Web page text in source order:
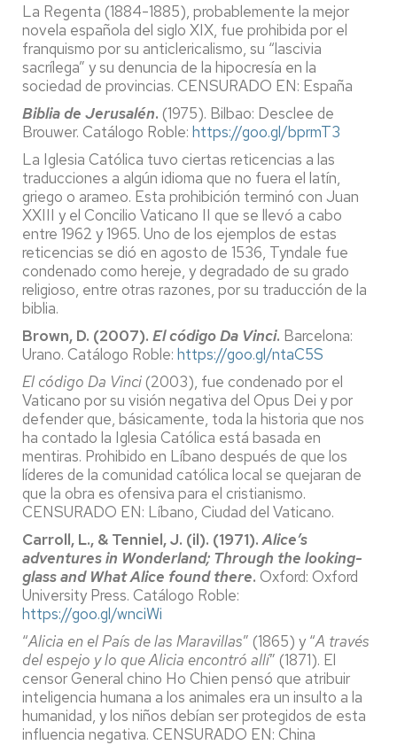
La Regenta (1884-1885), probablemente la mejor
novela española del siglo XIX, fue prohibida por el
franquismo por su anticlericalismo, su “lascivia
sacrílega” y su denuncia de la hipocresía en la
sociedad de provincias. CENSURADO EN: España
Biblia de Jerusalén. (1975). Bilbao: Desclee de
Brouwer. Catálogo Roble: https://goo.gl/bprmT3
La Iglesia Católica tuvo ciertas reticencias a las
traducciones a algún idioma que no fuera el latín,
griego o arameo. Esta prohibición terminó con Juan
XXIII y el Concilio Vaticano II que se llevó a cabo
entre 1962 y 1965. Uno de los ejemplos de estas
reticencias se dió en agosto de 1536, Tyndale fue
condenado como hereje, y degradado de su grado
religioso, entre otras razones, por su traducción de la
biblia.
Brown, D. (2007). El código Da Vinci. Barcelona:
Urano. Catálogo Roble: https://goo.gl/ntaC5S
El código Da Vinci(2003), fue condenado por el
Vaticano por su visión negativa del Opus Dei y por
defender que, básicamente, toda la historia que nos
ha contado la Iglesia Católica está basada en
mentiras. Prohibido en Líbano después de que los
líderes de la comunidad católica local se quejaran de
que la obra es ofensiva para el cristianismo.
CENSURADO EN: Líbano, Ciudad del Vaticano.
Carroll, L., & Tenniel, J. (il). (1971).Alice’s
adventures in Wonderland; Through the looking-
glass and What Alice found there. Oxford: Oxford
University Press. Catálogo Roble:
https://goo.gl/wnciWi
“Alicia en el País de las Maravillas” (1865) y “A través
del espejo y lo que Alicia encontró allí” (1871). El
censor General chino Ho Chien pensó que atribuir
inteligencia humana a los animales era un insulto a la
humanidad, y los niños debían ser protegidos de esta
influencia negativa. CENSURADO EN: China